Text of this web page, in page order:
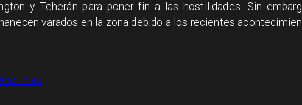
y Teherán para poner fin a las hostilidades. Sin
varados en la zona debido a los recientes